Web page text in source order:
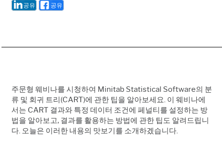
공유 공유
주문형 웨비나를 시청하여 Minitab Statistical Software의 분
류 및 회귀 트리(CART)에 관한 팁을 알아보세요. 이 웨비나에
서는 CART 결과와 특정 데이터 조건에 페널티를 설정하는 방
법을 알아보고, 결과를 활용하는 방법에 관한 팁도 알려드립니
다. 오늘은 이러한 내용의 맛보기를 소개하겠습니다.